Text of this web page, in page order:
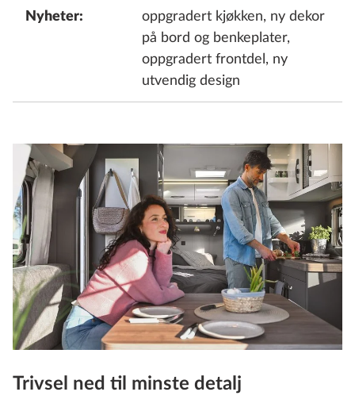
Nyheter:
oppgradert kjøkken, ny dekor
på bord og benkeplater,
oppgradert frontdel, ny
utvendig design
Trivsel ned til minste detalj